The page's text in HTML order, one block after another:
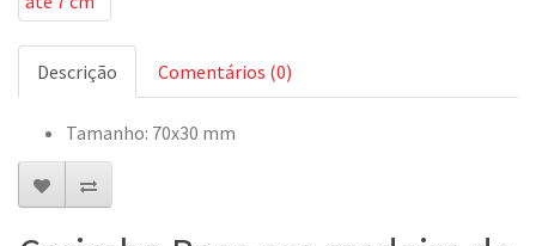
Descrição Comentários (0)
Tamanho: 70x30 mm